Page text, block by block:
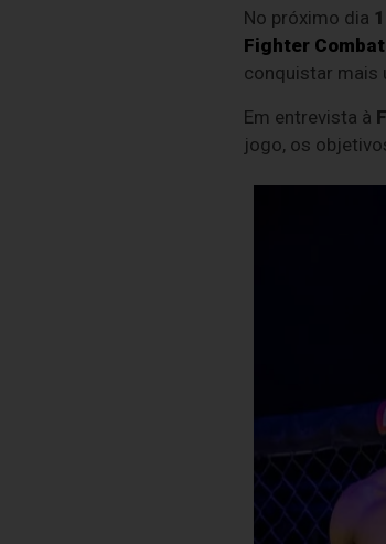
No próximo dia
Fighter
conquistar mais
Em entrevista à
jogo, os